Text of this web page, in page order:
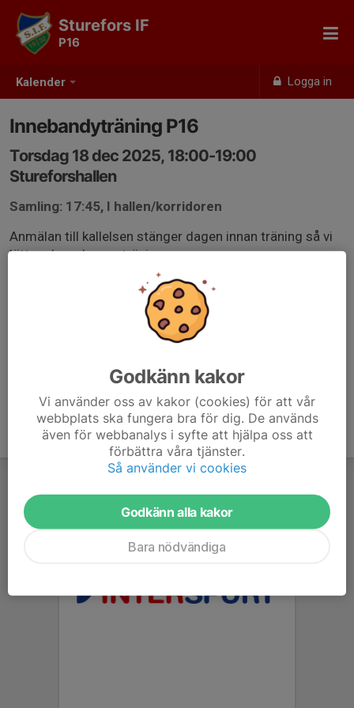
Kalender Logga in
Sturefors IF
P16
Innebandyträning P16
Torsdag 18 dec 2025, 18:00-19:00
Stureforshallen
Samling: 17:45, I hallen/korridoren
Anmälan till kallelsen stänger dagen innan träning så vi
lättare kan planera träningen.
Godkänn kakor
Vi använder oss av kakor (cookies) för att vår
webbplats ska fungera bra för dig. De används
även för webbanalys i syfte att hjälpa oss att
förbättra våra tjänster.
Så använder vi cookies
Godkänn alla kakor
Bara nödvändiga